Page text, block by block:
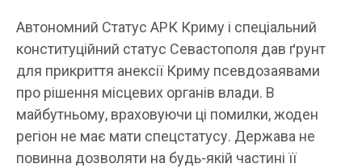
Автономний Статус АРК Криму і спеціальний
конституційний статус Севастополя дав ґрунт
для прикриття анексії Криму псевдозаявами
про рішення місцевих органів влади. В
майбутньому, враховуючи ці помилки, жоден
регіон не має мати спецстатусу. Держава не
повинна дозволяти на будь-якій частині її